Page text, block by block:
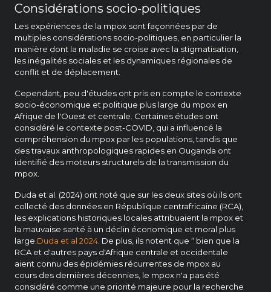
Considérations socio-politiques
Les expériences de la mpox sont façonnées par de
multiples considérations socio-politiques, en particulier la
manière dont la maladie se croise avec la stigmatisation,
les inégalités sociales et les dynamiques régionales de
conflit et de déplacement.
Cependant, peu d'études ont pris en compte le contexte
socio-économique et politique plus large du mpox en
Afrique de l'Ouest et centrale. Certaines études ont
considéré le contexte post-COVID, qui a influencé la
compréhension du mpox par les populations, tandis que
des travaux anthropologiques rapides en Ouganda ont
identifié des moteurs structurels de la transmission du
mpox.
Duda et al. (2024) ont noté que sur les deux sites où ils ont
collecté des données en République centrafricaine (RCA),
les explications historiques locales attribuaient la mpox et
la mauvaise santé à un déclin économique et moral plus
large. Duda et al 2024 . De plus, ils notent que “ bien que la
RCA et d'autres pays d'Afrique centrale et occidentale
aient connu des épidémies récurrentes de mpox au
cours des dernières décennies, le mpox n'a pas été
considéré comme une priorité majeure pour la recherche